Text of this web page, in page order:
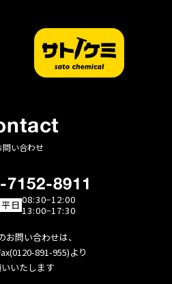
問い合わせ
7152-8911
平日 08:30−12:00
13:00−17:30
お問い合わせは、
891-955)より
いたします